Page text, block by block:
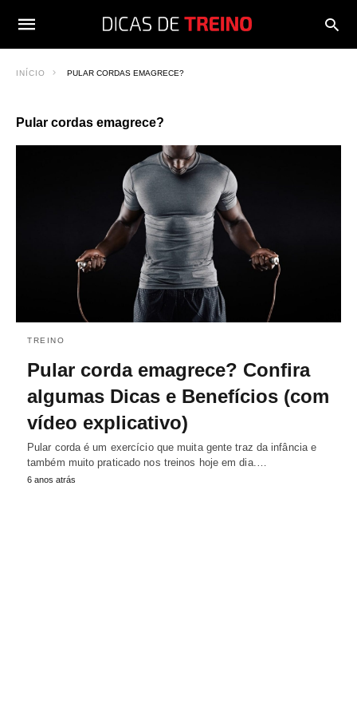
INÍCIO PULAR CORDAS EMAGRECE?
Pular cordas emagrece?
TREINO
Pular corda emagrece? Confira
algumas Dicas e Benefícios (com
vídeo explicativo)
Pular corda é um exercício que muita gente traz da infância e
também muito praticado nos treinos hoje em dia.…
6 anos atrás